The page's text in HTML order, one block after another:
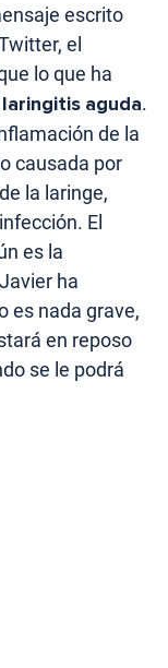
escrito
el
lo que ha
laringitis aguda.
de la
causada por
la laringe,
El
es la
ha
es nada grave,
en reposo
se le podrá